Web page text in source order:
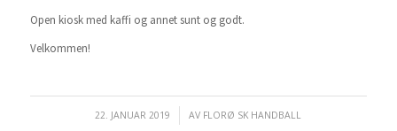
Open kiosk med kaffi og annet sunt og godt.
Velkommen!
22. JANUAR 2019
/ AV FLORØ SK HANDBALL